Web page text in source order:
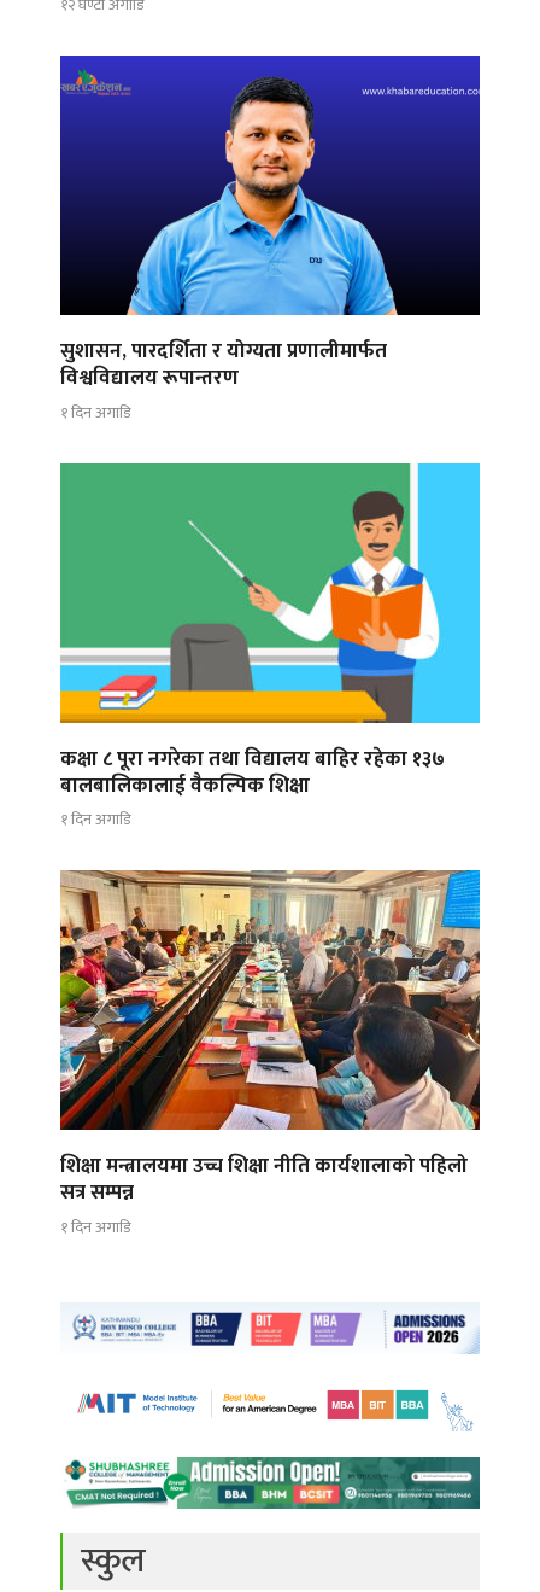
सुशासन, पारदर्शिता र योग्यता प्रणालीमार्फत
विश्वविद्यालय रूपान्तरण
१ दिन अगाडि
कक्षा ८ पूरा नगरेका तथा विद्यालय बाहिर रहेका १३७
बालबालिकालाई वैकल्पिक शिक्षा
१ दिन अगाडि
शिक्षा मन्त्रालयमा उच्च शिक्षा नीति कार्यशालाको पहिलो
सत्र सम्पन्न
१ दिन अगाडि
स्कुल